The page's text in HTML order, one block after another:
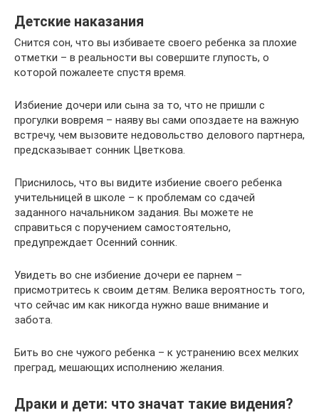
Детские наказания
Снится сон, что вы избиваете своего ребенка за плохие
отметки – в реальности вы совершите глупость, о
которой пожалеете спустя время.
Избиение дочери или сына за то, что не пришли с
прогулки вовремя – наяву вы сами опоздаете на важную
встречу, чем вызовите недовольство делового партнера,
предсказывает сонник Цветкова.
Приснилось, что вы видите избиение своего ребенка
учительницей в школе – к проблемам со сдачей
заданного начальником задания. Вы можете не
справиться с поручением самостоятельно,
предупреждает Осенний сонник.
Увидеть во сне избиение дочери ее парнем –
присмотритесь к своим детям. Велика вероятность того,
что сейчас им как никогда нужно ваше внимание и
забота.
Бить во сне чужого ребенка – к устранению всех мелких
преград, мешающих исполнению желания.
Драки и дети: что значат такие видения?